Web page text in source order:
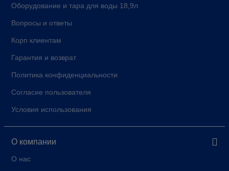
Оборудование и тара для воды 18,9л
Вопросы и ответы
Корп клиентам
Гарантия и возврат
Политика конфиденциальности
Согласие пользователя
Условия использования
О компании
О нас